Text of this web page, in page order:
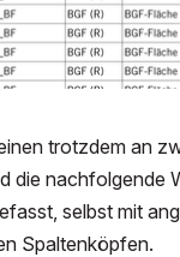
trotzdem an
die nachfolgende
selbst mit
Spaltenköpfen.